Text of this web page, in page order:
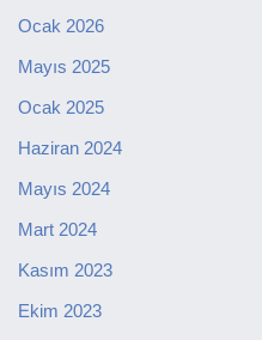
Ocak 2026
Mayıs 2025
Ocak 2025
Haziran 2024
Mayıs 2024
Mart 2024
Kasım 2023
Ekim 2023